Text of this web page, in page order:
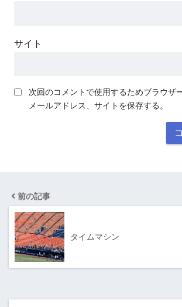
サイト
次回のコメントで使用するためブラウザ
メールアドレス、サイトを保存する。
前の記事
タイムマシン